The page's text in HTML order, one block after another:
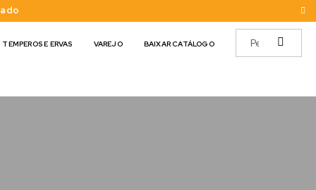
TEMPEROS E ERVAS VAREJO BAIXAR CATÁLOGO